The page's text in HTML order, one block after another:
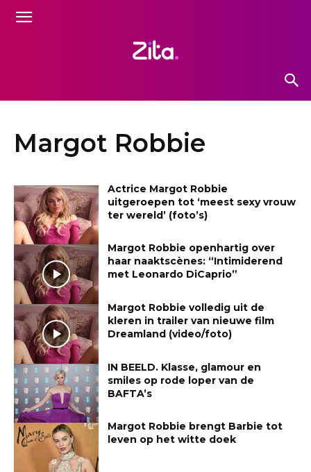
Margot Robbie
Actrice Margot Robbie
uitgeroepen tot ‘meest sexy vrouw
ter wereld’ (foto’s)
Margot Robbie openhartig over
haar naaktscènes: “Intimiderend
met Leonardo DiCaprio”
Margot Robbie volledig uit de
kleren in trailer van nieuwe film
Dreamland (video/foto)
IN BEELD. Klasse, glamour en
smiles op rode loper van de
BAFTA’s
Margot Robbie brengt Barbie tot
leven op het witte doek